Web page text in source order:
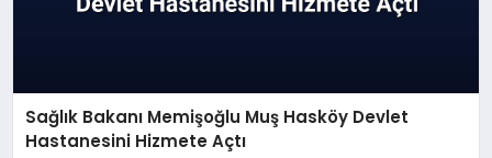
Sağlık Bakanı Memişoğlu Muş Hasköy Devlet
Hastanesini Hizmete Açtı